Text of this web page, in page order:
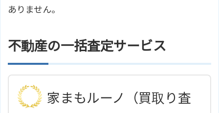
ありません。
不動産の一括査定サービス
家まもルーノ（買取り査